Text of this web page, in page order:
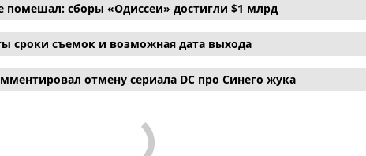
помешал: сборы «Одиссеи» достигли $1 млрд
сроки съемок и возможная дата выхода
отмену сериала DC про Синего жука